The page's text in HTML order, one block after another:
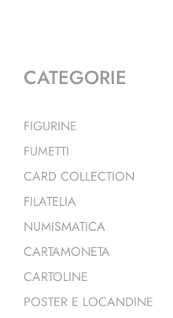
CATEGORIE
FIGURINE
FUMETTI
CARD COLLECTION
FILATELIA
NUMISMATICA
CARTAMONETA
CARTOLINE
POSTER E LOCANDINE